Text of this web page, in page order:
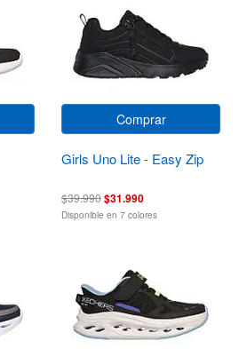
Comprar
Girls Uno Lite - Easy Zip
$39.990$31.990
Disponible en 7 colores